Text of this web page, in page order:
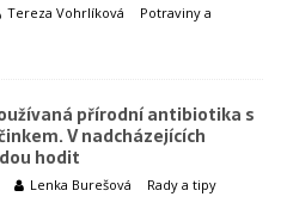
Tereza Vohrlíková
Potraviny a
přírodní antibiotika s
V nadcházejících
hodit
Lenka Burešová Rady a tipy